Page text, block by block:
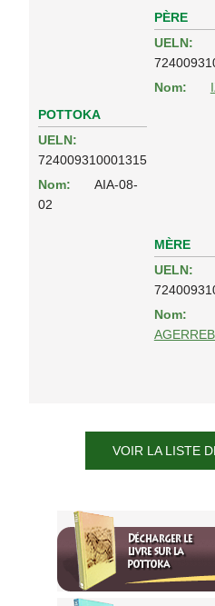
POTTOKA
UELN:
724009310001315
Nom:
AIA-08-
02
PÈRE
UELN:
Nom:
MÈRE
UELN:
Nom:
VOIR LA LISTE